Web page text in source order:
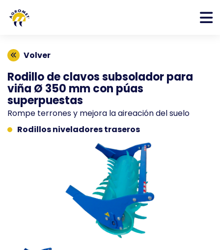
Volver
Rodillo de clavos subsolador para
viña Ø 350 mm con púas
superpuestas
Rompe terrones y mejora la aireación del suelo
Rodillos niveladores traseros